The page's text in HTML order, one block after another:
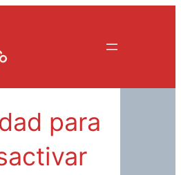
para